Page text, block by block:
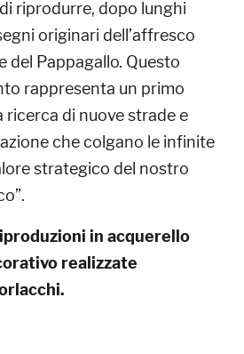
riprodurre, dopo lunghi
originari dell’affresco
del Pappagallo. Questo
rappresenta un primo
ricerca di nuove strade e
che colgano le infinite
strategico del nostro
in acquerello
realizzate